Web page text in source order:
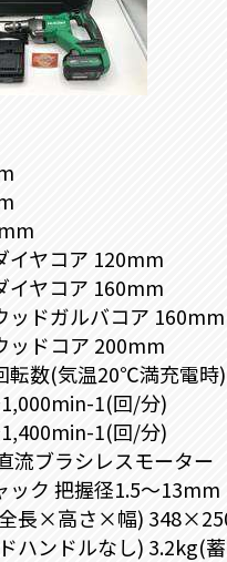
イヤコア 120mm
イヤコア 160mm
ッドガルバコア 160mm
ッドコア 200mm
転数(気温20℃満充電時)
1(回/分)
1(回/分)
流ブラシレスモーター
ック 把握径1.5～13mm
長×高さ×幅)
ハンドルなし) 3.2kg(